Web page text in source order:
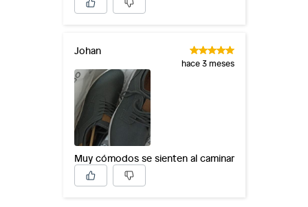
Johan
hace 3 meses
Muy cómodos se sienten al caminar